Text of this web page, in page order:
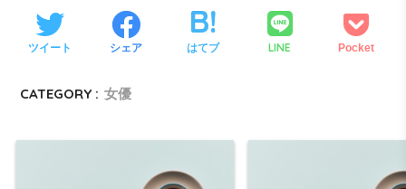
ツイート シェア はてブ LINE Pocket
CATEGORY : 女優